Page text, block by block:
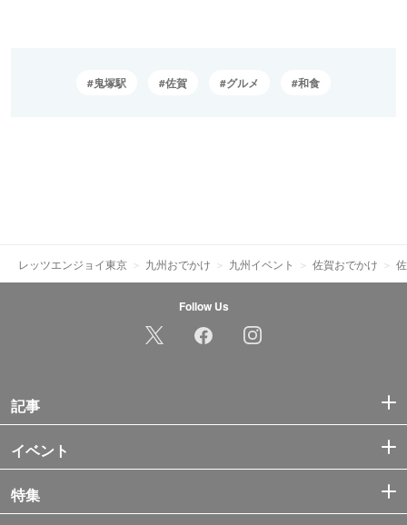
鬼塚駅 佐賀 グルメ 和食
レッツエンジョイ東京 九州おでかけ 九州イベント 佐賀おでかけ
Follow Us
記事
イベント
特集